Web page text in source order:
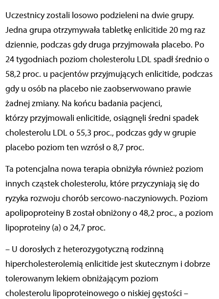
Uczestnicy zostali losowo podzieleni na dwie grupy.
Jedna grupa otrzymywała tabletkę enlicitide 20 mg raz
dziennie, podczas gdy druga przyjmowała placebo. Po
24 tygodniach poziom cholesterolu LDL spadł średnio o
58,2 proc. u pacjentów przyjmujących enlicitide, podczas
gdy u osób na placebo nie zaobserwowano prawie
żadnej zmiany. Na końcu badania pacjenci,
którzy przyjmowali enlicitide, osiągnęli średni spadek
cholesterolu LDL o 55,3 proc., podczas gdy w grupie
placebo poziom ten wzrósł o 8,7 proc.
Ta potencjalna nowa terapia obniżyła również poziom
innych cząstek cholesterolu, które przyczyniają się do
ryzyka rozwoju chorób sercowo-naczyniowych. Poziom
apolipoproteiny B został obniżony o 48,2 proc., a poziom
lipoproteiny (a) o 24,7 proc.
– U dorosłych z heterozygotyczną rodzinną
hipercholesterolemią enlicitide jest skutecznym i dobrze
tolerowanym lekiem obniżającym poziom
cholesterolu lipoproteinowego o niskiej gęstości –